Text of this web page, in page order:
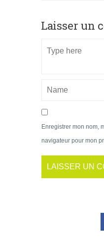
Laisser un
Enregistrer mon nom,
navigateur pour mon